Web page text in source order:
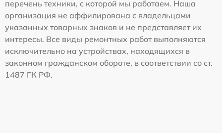
перечень техники, с которой мы работаем. Наша
организация не аффилирована с владельцами
указанных товарных знаков и не представляет их
интересы. Все виды ремонтных работ выполняются
исключительно на устройствах, находящихся в
законном гражданском обороте, в соответствии со ст.
1487 ГК РФ.